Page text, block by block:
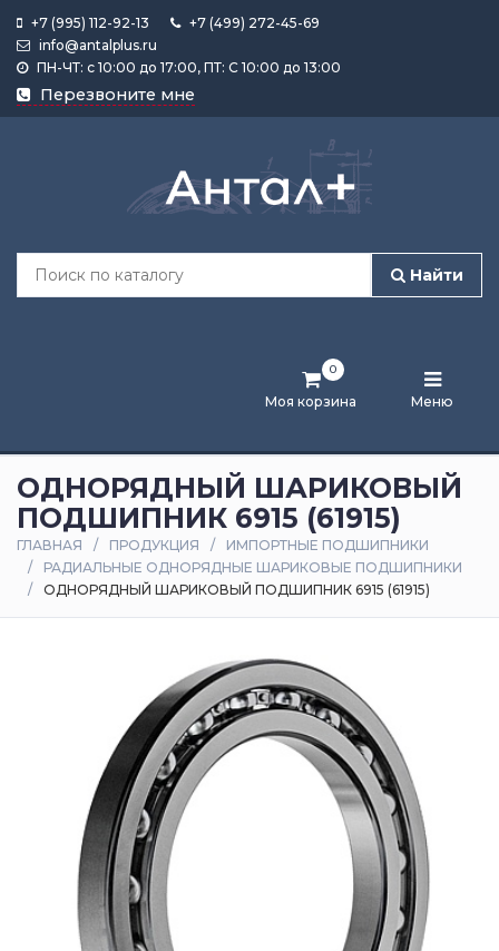
+7 (995) 112-92-13
+7 (499) 272-45-69
info@antalplus.ru
ПН-ЧТ: с 10:00 до 17:00, ПТ: С 10:00 до 13:00
Перезвоните мне
Найти
Моя корзина
0
Меню
Каталог
продукции
Лента
и
статьи
Оплата
доставка
ОДНОРЯДНЫЙ ШАРИКОВЫЙ
ПОДШИПНИК 6915 (61915)
ГЛАВНАЯ ПРОДУКЦИЯ
ИМПОРТНЫЕ ПОДШИПНИКИ
РАДИАЛЬНЫЕ ОДНОРЯДНЫЕ ШАРИКОВЫЕ ПОДШИПНИКИ
ОДНОРЯДНЫЙ ШАРИКОВЫЙ ПОДШИПНИК 6915 (61915)